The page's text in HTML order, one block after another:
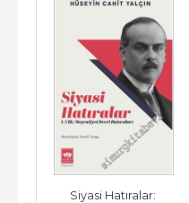
Siyasi Hatıralar: